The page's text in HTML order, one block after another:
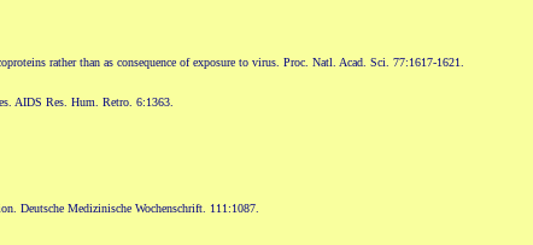
rather than as consequence of exposure to virus. Proc. Natl. Acad. Sci. 77:1617-1621.
AIDS Res. Hum. Retro. 6:1363.
Deutsche Medizinische Wochenschrift. 111:1087.